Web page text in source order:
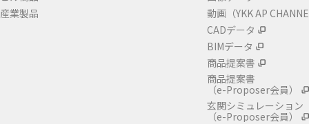
産業製品
動画（YKK AP
CADデータ
BIMデータ
商品提案書
商品提案書
（e-Proposer会員）
玄関シミュレーション
（e-Proposer会員）